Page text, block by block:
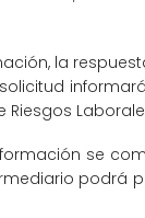
la
Riesgos
se
podrá